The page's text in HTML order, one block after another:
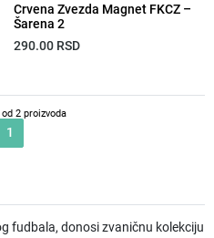
Crvena Zvezda Magnet FKCZ –
Šarena 2
290.00 RSD
2 proizvoda
1
fudbala, donosi zvaničnu kolekciju